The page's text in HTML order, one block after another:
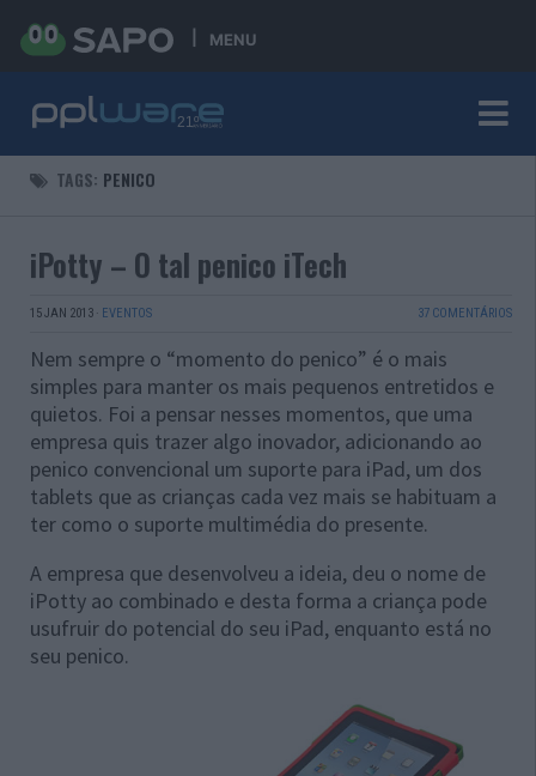
MENU
TAGS: PENICO
iPotty – O tal penico iTech
15 JAN 2013 · EVENTOS 37 COMENTÁRIOS
Nem sempre o “momento do penico” é o mais
simples para manter os mais pequenos entretidos e
quietos. Foi a pensar nesses momentos, que uma
empresa quis trazer algo inovador, adicionando ao
penico convencional um suporte para iPad, um dos
tablets que as crianças cada vez mais se habituam a
ter como o suporte multimédia do presente.
A empresa que desenvolveu a ideia, deu o nome de
iPotty ao combinado e desta forma a criança pode
usufruir do potencial do seu iPad, enquanto está no
seu penico.